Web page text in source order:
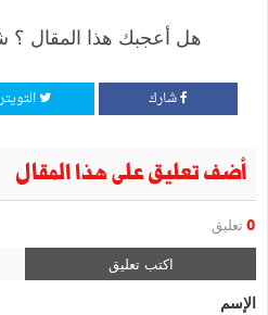
هل أعجبك هذا المقال ؟
شارك
أضف تعليق على هذا المقال
0 تعليق
اكتب تعليق
الإسم